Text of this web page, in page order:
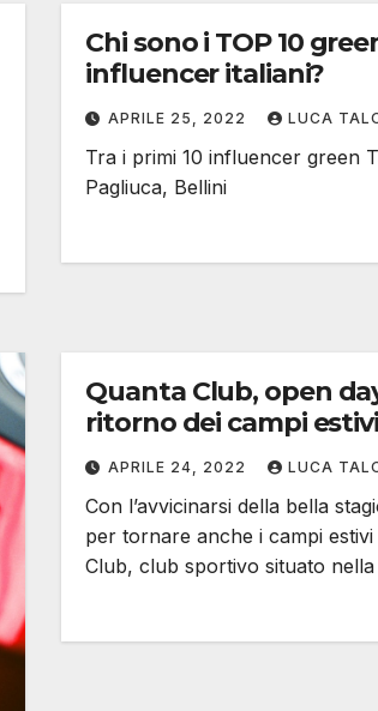
Chi sono i TOP 10
influencer italiani?
APRILE 25, 2022 LUCA
Tra i primi 10 influencer green
Pagliuca, Bellini
Quanta Club, open
ritorno dei campi estivi
APRILE 24, 2022 LUCA
Con l’avvicinarsi della bella
per tornare anche i campi estivi
Club, club sportivo situato